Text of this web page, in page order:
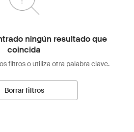
ningún resultado que
coincida
filtros o utiliza otra palabra clave.
Borrar filtros